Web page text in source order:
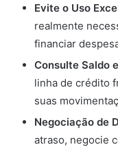
Evite o Uso
realmente
financiar
Consulte Saldo
linha de crédito
suas
Negociação de
atraso, negocie